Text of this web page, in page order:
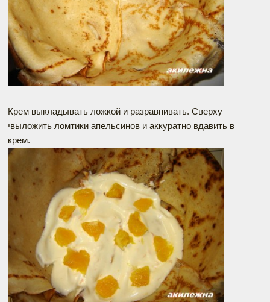
Крем выкладывать ложкой и разравнивать. Сверху
יвыложить ломтики апельсинов и аккуратно вдавить в
крем.